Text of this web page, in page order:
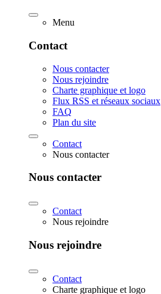
Menu
Contact
Nous contacter
Nous rejoindre
Charte graphique et logo
Flux RSS et réseaux sociaux
FAQ
Plan du site
Contact
Nous contacter
Nous contacter
Contact
Nous rejoindre
Nous rejoindre
Contact
Charte graphique et logo